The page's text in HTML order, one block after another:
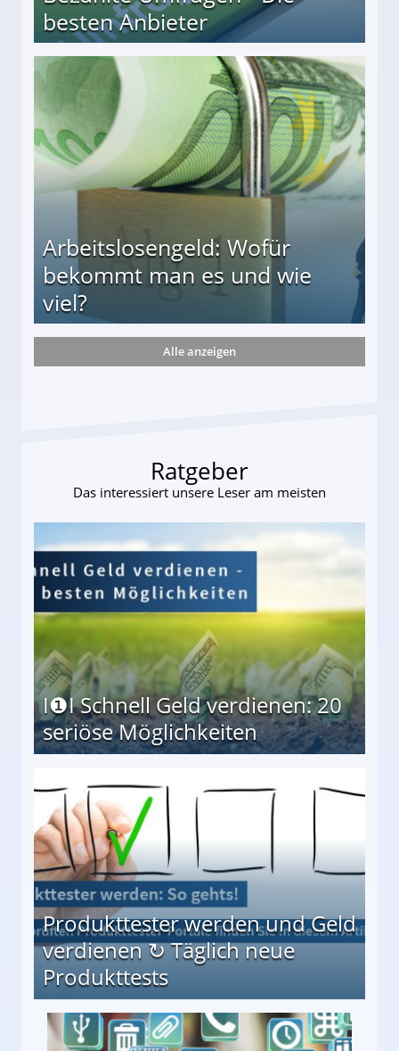
besten Anbieter
Arbeitslosengeld: Wofür
bekommt man es und wie
viel?
und wie viel?
Alle anzeigen
Ratgeber
Das interessiert unsere Leser am meisten
I❶I Schnell Geld verdienen: 20
seriöse Möglichkeiten
Produkttester werden und Geld
verdienen ↻ Täglich neue
Produkttests
↻ Täglich neue Produkttests